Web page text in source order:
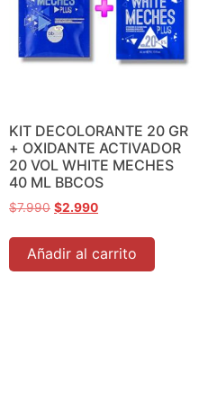
KIT DECOLORANTE 20 GR
+ OXIDANTE ACTIVADOR
20 VOL WHITE MECHES
40 ML BBCOS
$7.990 $2.990
Añadir al carrito